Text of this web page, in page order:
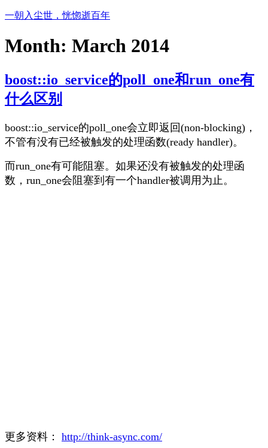
Skip
一朝入尘世，恍惚逝百年
Month: March 2014
boost::io_service的poll_one和run_one有
什么区别
boost::io_service的poll_one会立即返回(non-blocking)，
不管有没有已经被触发的处理函数(ready handler)。
而run_one有可能阻塞。如果还没有被触发的处理函
数，run_one会阻塞到有一个handler被调用为止。
更多资料： http://think-async.com/